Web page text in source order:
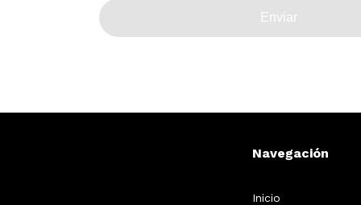
Enviar
Navegación
Inicio